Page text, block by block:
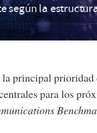
según la
principal prioridad
para los